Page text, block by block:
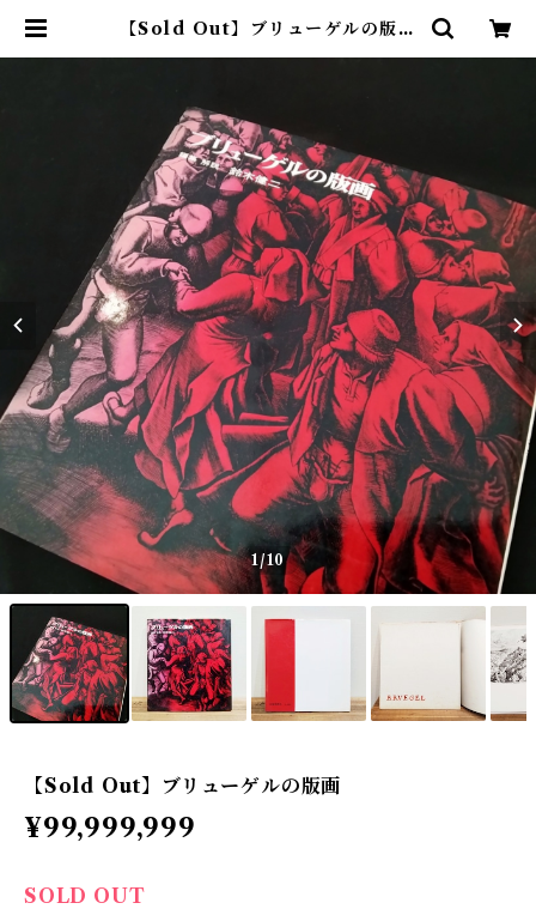
【Sold Out】ブリューゲルの版画
1/10
【Sold Out】ブリューゲルの版画
¥99,999,999
SOLD OUT